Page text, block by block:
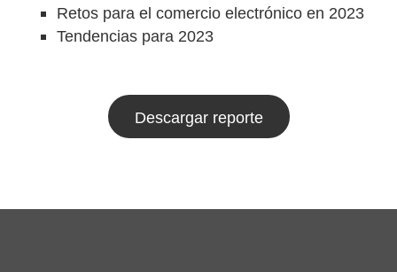
Retos para el comercio electrónico en 2023
Tendencias para 2023
Descargar reporte